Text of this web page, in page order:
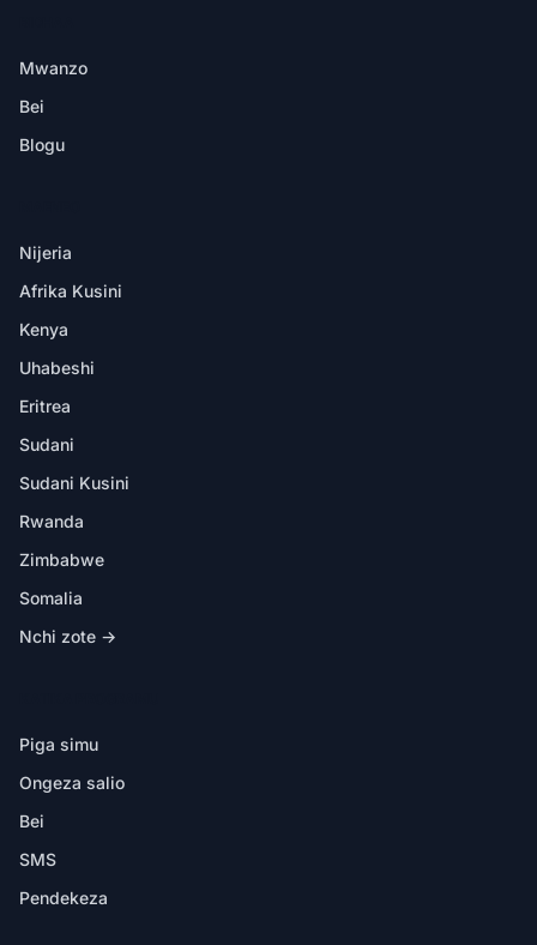
Mwanzo
Bei
Blogu
Nijeria
Afrika Kusini
Kenya
Uhabeshi
Eritrea
Sudani
Sudani Kusini
Rwanda
Zimbabwe
Somalia
Nchi zote →
Piga simu
Ongeza salio
Bei
SMS
Pendekeza